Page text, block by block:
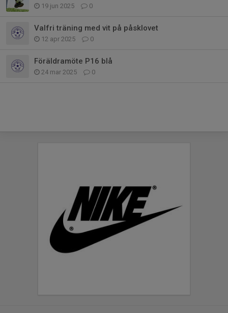
19 jun 2025 0
Valfri träning med vit på påsklovet
12 apr 2025 0
Föräldramöte P16 blå
24 mar 2025 0